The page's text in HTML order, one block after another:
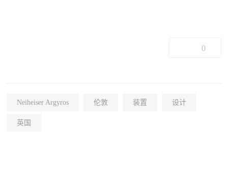
0
Neiheiser Argyros 伦敦 装置 设计
英国